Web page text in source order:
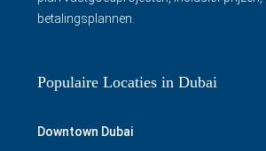
betalingsplannen.
Populaire Locaties in Dubai
Downtown Dubai